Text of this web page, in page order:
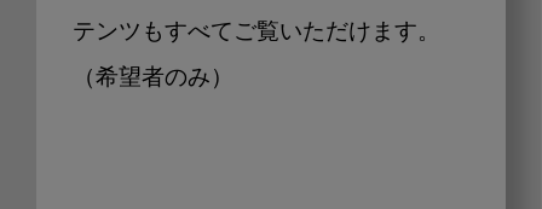
テンツもすべてご覧いただけます。
（希望者のみ）